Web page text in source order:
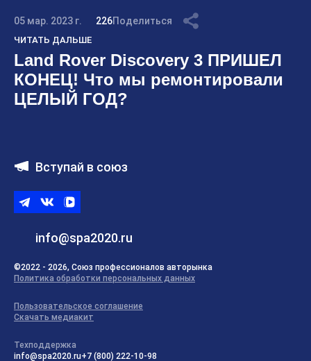
05 мар. 2023 г. 226Поделиться
ЧИТАТЬ ДАЛЬШЕ
Land Rover Discovery 3 ПРИШЕЛ
КОНЕЦ! Что мы ремонтировали
ЦЕЛЫЙ ГОД?
Вступай в союз
info@spa2020.ru
TelegramВКонтакте
ВК
©2022 - 2026, Союз профессионалов авторынка
Политика обработки персональных данных
Пользовательское соглашение
Скачать медиакит
Техподдержка
info@spa2020.ru+7 (800) 222-10-98